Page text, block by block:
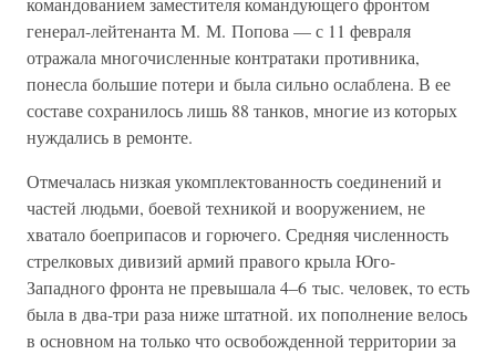
генерал-лейтенанта М. М. Попова — с 11 февраля
отражала многочисленные контратаки противника,
понесла большие потери и была сильно ослаблена. В ее
составе сохранилось лишь 88 танков, многие из которых
нуждались в ремонте.
Отмечалась низкая укомплектованность соединений и
частей людьми, боевой техникой и вооружением, не
хватало боеприпасов и горючего. Средняя численность
стрелковых дивизий армий правого крыла Юго-
Западного фронта не превышала 4–6 тыс. человек, то есть
была в два-три раза ниже штатной. их пополнение велось
в основном на только что освобожденной территории за